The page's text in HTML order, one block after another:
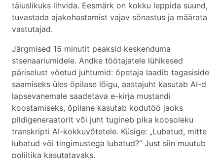
täiuslikuks lihvida. Eesmärk on kokku leppida suund,
tuvastada ajakohastamist vajav sõnastus ja määrata
vastutajad.
Järgmised 15 minutit peaksid keskenduma
stsenaariumidele. Andke töötajatele lühikesed
päriselust võetud juhtumid: õpetaja laadib tagasiside
saamiseks üles õpilase lõigu, aastajuht kasutab AI-d
lapsevanemale saadetava e-kirja mustandi
koostamiseks, õpilane kasutab kodutöö jaoks
pildigeneraatorit või juht tugineb pika koosoleku
transkripti AI-kokkuvõtetele. Küsige: „Lubatud, mitte
lubatud või tingimustega lubatud?” Just siin muutub
poliitika kasutatavaks.